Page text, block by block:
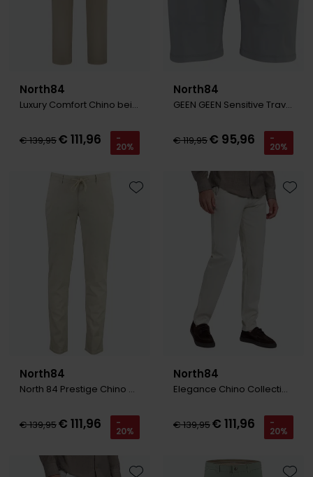
North84
Luxury Comfort Chino beige
€ 139,95€ 111,96 -
20%
North84
GEEN GEEN Sensitive Travel Shorts 0
€ 119,95€ 95,96 -
20%
North84
North 84 Prestige Chino beige
€ 139,95€ 111,96 -
20%
Toevoegen aan favorieten
North84
Elegance Chino Collection beige
€ 139,95€ 111,96 -
20%